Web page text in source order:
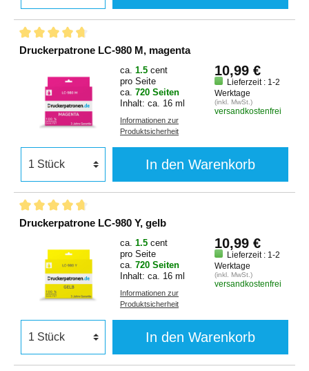
Druckerpatrone LC-980 M, magenta
ca. 1.5 cent
pro Seite
ca. 720 Seiten
Inhalt: ca. 16 ml
Informationen zur
Produktsicherheit
10,99 €
Lieferzeit : 1-2
Werktage
(inkl. MwSt.)
versandkostenfrei
In den Warenkorb
Druckerpatrone LC-980 Y, gelb
ca. 1.5 cent
pro Seite
ca. 720 Seiten
Inhalt: ca. 16 ml
Informationen zur
Produktsicherheit
10,99 €
Lieferzeit : 1-2
Werktage
(inkl. MwSt.)
versandkostenfrei
In den Warenkorb